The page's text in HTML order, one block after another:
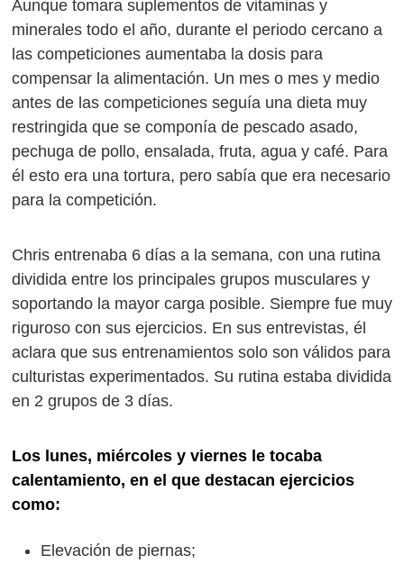
Aunque tomara suplementos de vitaminas y
minerales todo el año, durante el periodo cercano a
las competiciones aumentaba la dosis para
compensar la alimentación. Un mes o mes y medio
antes de las competiciones seguía una dieta muy
restringida que se componía de pescado asado,
pechuga de pollo, ensalada, fruta, agua y café. Para
él esto era una tortura, pero sabía que era necesario
para la competición.
Chris entrenaba 6 días a la semana, con una rutina
dividida entre los principales grupos musculares y
soportando la mayor carga posible. Siempre fue muy
riguroso con sus ejercicios. En sus entrevistas, él
aclara que sus entrenamientos solo son válidos para
culturistas experimentados. Su rutina estaba dividida
en 2 grupos de 3 días.
Los lunes, miércoles y viernes le tocaba
calentamiento, en el que destacan ejercicios
como:
Elevación de piernas;